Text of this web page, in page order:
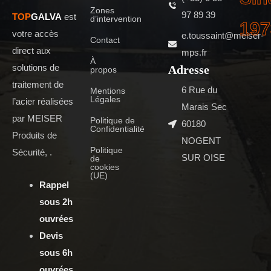
TOPGALVA est
votre accès
direct aux
solutions de
traitement de
l’acier réalisées
par MEISER
Produits de
Sécurité, .
Rappel
sous 2h
ouvrées
Devis
sous 6h
Zones
d’intervention
Contact
À
propos
Mentions
Légales
Politique de
Confidentialité
Politique
de
cookies
(UE)
97 89 39
e.toussaint@meiser-
mps.fr
Adresse
6 Rue du
Marais Sec
60180
NOGENT
SUR OISE